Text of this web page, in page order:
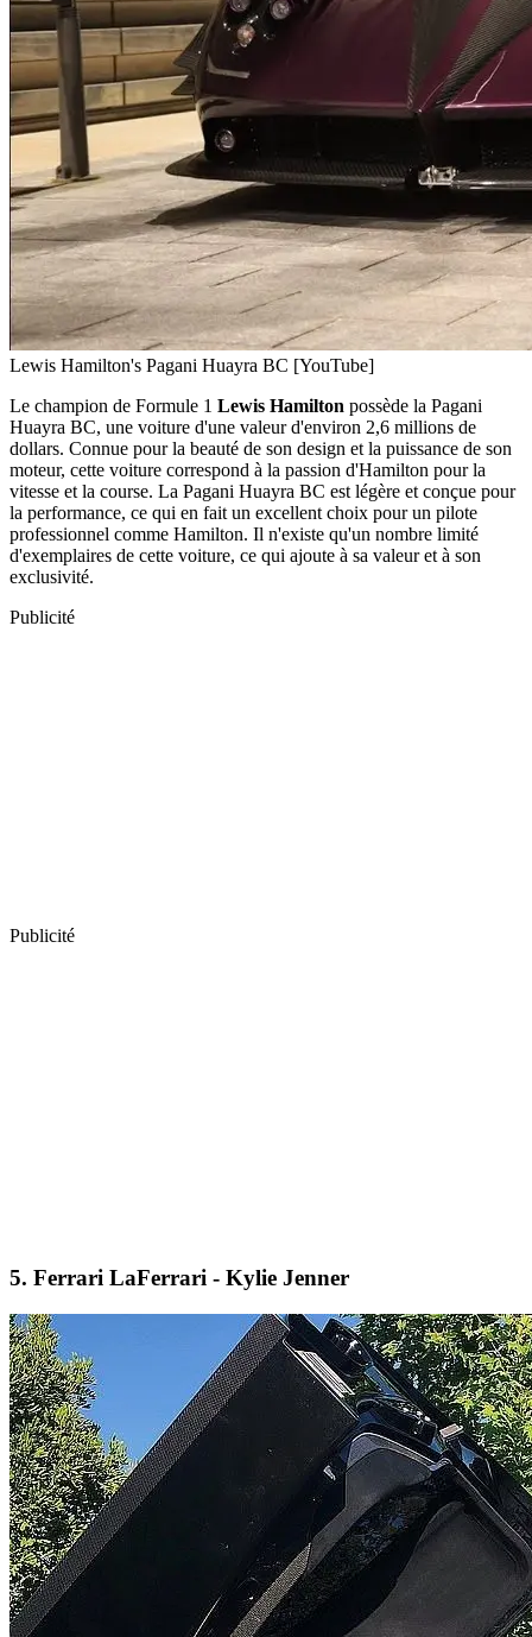
Lewis Hamilton's Pagani Huayra BC [YouTube]
Le champion de Formule 1 Lewis Hamilton possède la Pagani
Huayra BC, une voiture d'une valeur d'environ 2,6 millions de
dollars. Connue pour la beauté de son design et la puissance de son
moteur, cette voiture correspond à la passion d'Hamilton pour la
vitesse et la course. La Pagani Huayra BC est légère et conçue pour
la performance, ce qui en fait un excellent choix pour un pilote
professionnel comme Hamilton. Il n'existe qu'un nombre limité
d'exemplaires de cette voiture, ce qui ajoute à sa valeur et à son
exclusivité.
Publicité
Publicité
5. Ferrari LaFerrari - Kylie Jenner